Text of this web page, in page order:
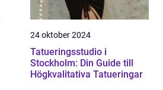
24 oktober 2024
Tatueringsstudio i
Stockholm: Din Guide till
Högkvalitativa Tatueringar